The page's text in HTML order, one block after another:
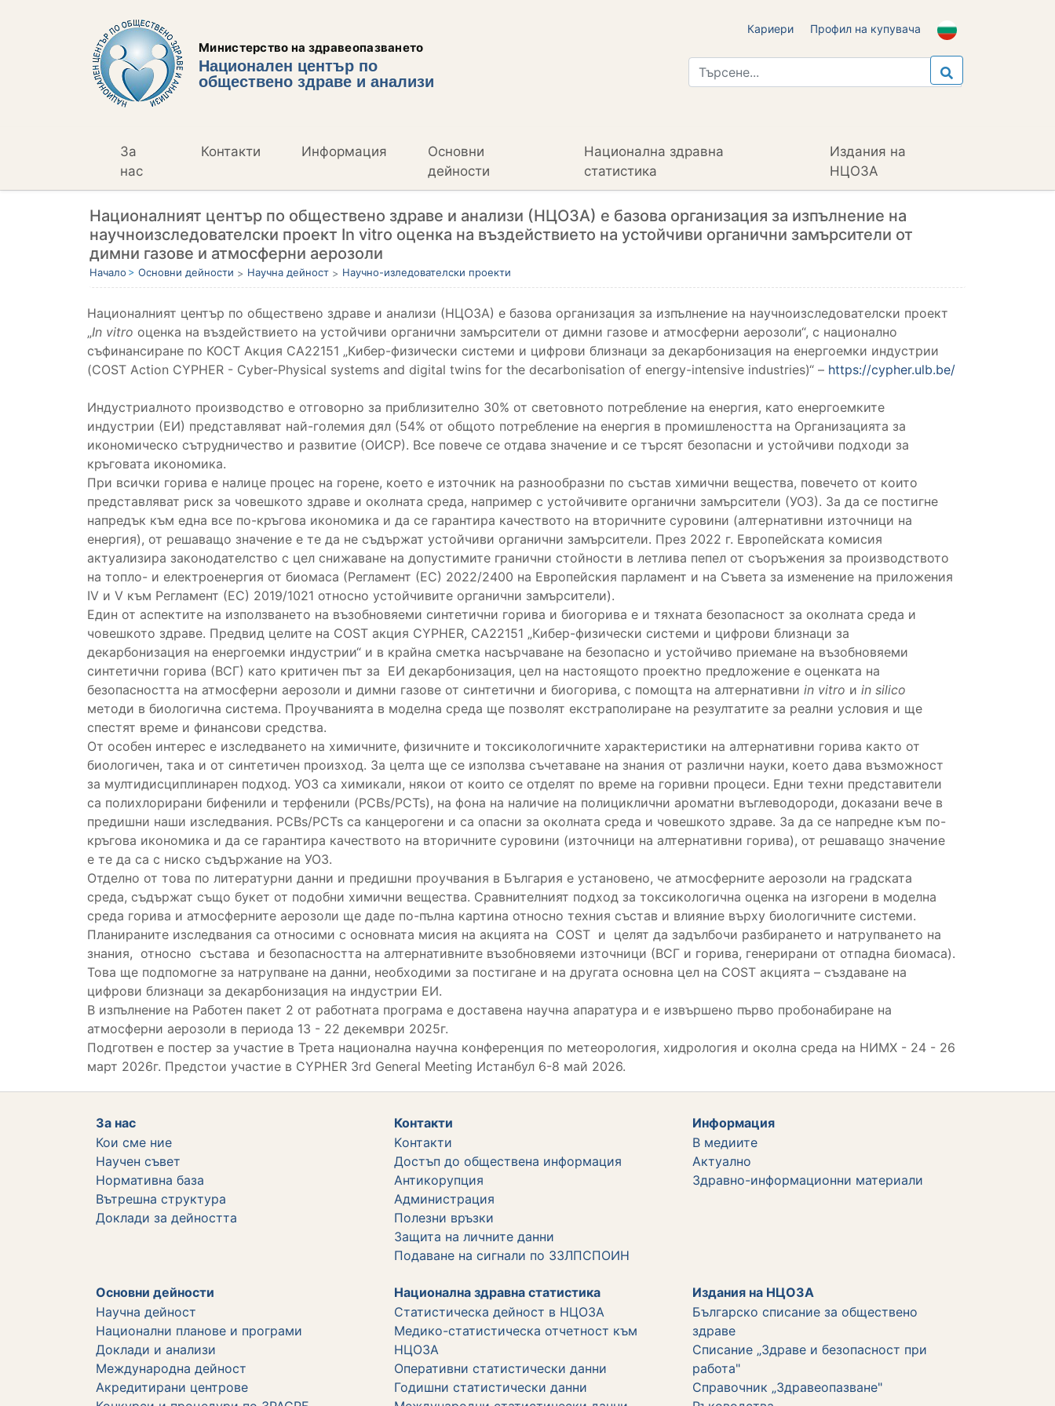
Министерство на здравеопазването
Национален център по
обществено здраве и анализи
Кариери Профил на купувача
За
нас
Контакти Информация
Основни
дейности
Национална здравна
статистика
Издания на
НЦОЗА
Националният център по обществено здраве и анализи (НЦОЗА) е базова организация за изпълнение на
научноизследователски проект In vitro оценка на въздействието на устойчиви органични замърсители от
димни газове и атмосферни аерозоли
Начало Основни дейности Научна дейност Научно-изледователски проекти
Националният център по обществено здраве и анализи (НЦОЗА) е базова организация за изпълнение на научноизследователски проект
„In vitro оценка на въздействието на устойчиви органични замърсители от димни газове и атмосферни аерозоли“, с национално
съфинансиране по КОСТ Акция CA22151 „Кибер-физически системи и цифрови близнаци за декарбонизация на енергоемки индустрии
(COST Action CYPHER - Cyber-Physical systems and digital twins for the decarbonisation of energy-intensive industries)“ – https://cypher.ulb.be/
Индустриалното производство е отговорно за приблизително 30% от световното потребление на енергия, като енергоемките
индустрии (ЕИ) представляват най-големия дял (54% от общото потребление на енергия в промишлеността на Организацията за
икономическо сътрудничество и развитие (ОИСР). Все повече се отдава значение и се търсят безопасни и устойчиви подходи за
кръговата икономика.
При всички горива е налице процес на горене, което е източник на разнообразни по състав химични вещества, повечето от които
представляват риск за човешкото здраве и околната среда, например с устойчивите органични замърсители (УОЗ). За да се постигне
напредък към една все по-кръгова икономика и да се гарантира качеството на вторичните суровини (алтернативни източници на
енергия), от решаващо значение е те да не съдържат устойчиви органични замърсители. През 2022 г. Европейската комисия
актуализира законодателство с цел снижаване на допустимите гранични стойности в летлива пепел от съоръжения за производството
на топло- и електроенергия от биомаса (Регламент (ЕС) 2022/2400 на Европейския парламент и на Съвета за изменение на приложения
IV и V към Регламент (ЕС) 2019/1021 относно устойчивите органични замърсители).
Един от аспектите на използването на възобновяеми синтетични горива и биогорива е и тяхната безопасност за околната среда и
човешкото здраве. Предвид целите на COST акция CYPHER, CA22151 „Кибер-физически системи и цифрови близнаци за
декарбонизация на енергоемки индустрии“ и в крайна сметка насърчаване на безопасно и устойчиво приемане на възобновяеми
синтетични горива (ВСГ) като критичен път за ЕИ декарбонизация, цел на настоящото проектно предложение е оценката на
безопасността на атмосферни аерозоли и димни газове от синтетични и биогорива, с помощта на алтернативни in vitro и in silico
методи в биологична система. Проучванията в моделна среда ще позволят екстраполиране на резултатите за реални условия и ще
спестят време и финансови средства.
От особен интерес е изследването на химичните, физичните и токсикологичните характеристики на алтернативни горива както от
биологичен, така и от синтетичен произход. За целта ще се използва съчетаване на знания от различни науки, което дава възможност
за мултидисциплинарен подход. УОЗ са химикали, някои от които се отделят по време на горивни процеси. Едни техни представители
са полихлорирани бифенили и терфенили (PCBs/PCTs), на фона на наличие на полициклични ароматни въглеводороди, доказани вече в
предишни наши изследвания. PCBs/PCTs са канцерогени и са опасни за околната среда и човешкото здраве. За да се напредне към по-
кръгова икономика и да се гарантира качеството на вторичните суровини (източници на алтернативни горива), от решаващо значение
е те да са с ниско съдържание на УОЗ.
Отделно от това по литературни данни и предишни проучвания в България е установено, че атмосферните аерозоли на градската
среда, съдържат също букет от подобни химични вещества. Сравнителният подход за токсикологична оценка на изгорени в моделна
среда горива и атмосферните аерозоли ще даде по-пълна картина относно техния състав и влияние върху биологичните системи.
Планираните изследвания са относими с основната мисия на акцията на COST и целят да задълбочи разбирането и натрупването на
знания, относно състава и безопасността на алтернативните възобновяеми източници (ВСГ и горива, генерирани от отпадна биомаса).
Това ще подпомогне за натрупване на данни, необходими за постигане и на другата основна цел на COST акцията – създаване на
цифрови близнаци за декарбонизация на индустрии ЕИ.
В изпълнение на Работен пакет 2 от работната програма е доставена научна апаратура и е извършено първо пробонабиране на
атмосферни аерозоли в периода 13 - 22 декември 2025г.
Подготвен е постер за участие в Трета национална научна конференция по метеорология, хидрология и околна среда на НИМХ - 24 - 26
март 2026г. Предстои участие в CYPHER 3rd General Meeting Истанбул 6-8 май 2026.
За нас
Кои сме ние
Научен съвет
Нормативна база
Вътрешна структура
Дoклади за дейността
Контакти
Kонтакти
Достъп до обществена информация
Aнтикорупция
Администрация
Полезни връзки
Защита на личните данни
Подаване на сигнали по ЗЗЛПСПОИН
Информация
В медиите
Актуално
Здравно-информационни материали
Основни дейности
Научна дейност
Национални планове и програми
Доклади и анализи
Международна дейност
Акредитирани центрове
Национална здравна статистика
Статистическа дейност в НЦОЗА
Медико-статистическа отчетност към
НЦОЗА
Оперативни статистически данни
Годишни статистически данни
Издания на НЦОЗА
Българско списание за обществено
здраве
Списание „Здраве и безопасност при
работа"
Справочник „Здравеопазване"